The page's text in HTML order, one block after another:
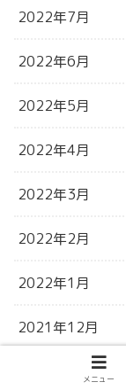
2022年7月
2022年6月
2022年5月
2022年4月
2022年3月
2022年2月
2022年1月
2021年12月
2021年11月メニュー